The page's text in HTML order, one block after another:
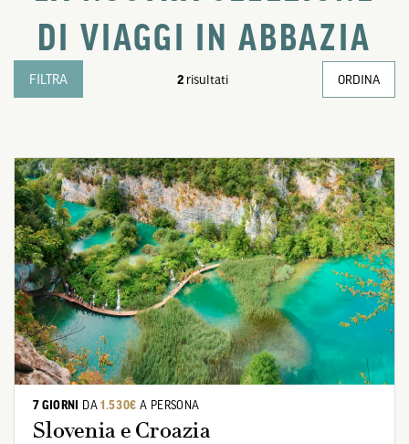
DI VIAGGI IN ABBAZIA
FILTRA 2 risultati ORDINA
7 GIORNI DA1.530€ A PERSONA
Slovenia e Croazia